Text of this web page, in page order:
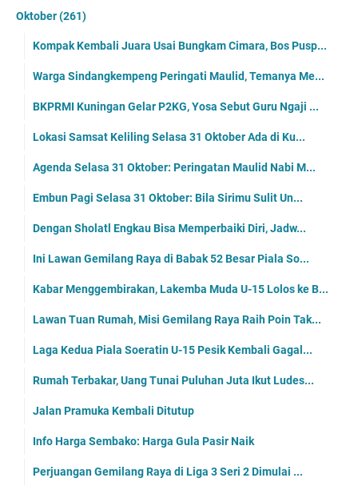
Desember(259)
November(249)
Agustus(264)
Juli(271)
Juni(290)
(281)
Februari(249)
Januari(269)
2023 (3377)
Oktober(261)
Kompak Kembali Juara Usai Bungkam Cimara, Bos Pusp...
Warga Sindangkempeng Peringati Maulid, Temanya Me...
BKPRMI Kuningan Gelar P2KG, Yosa Sebut Guru Ngaji ...